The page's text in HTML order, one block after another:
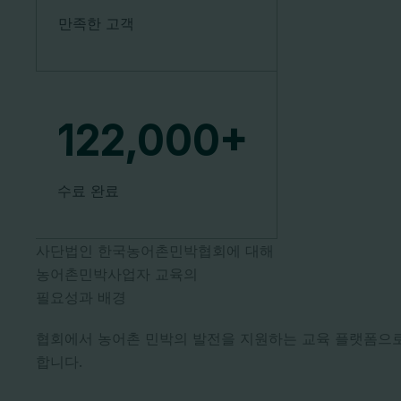
만족한 고객
122,000+
수료 완료
사단법인 한국농어촌민박협회에 대해
농어촌민박사업자 교육의
필요성과 배경
협회에서 농어촌 민박의 발전을 지원하는 교육 플랫폼으
합니다.